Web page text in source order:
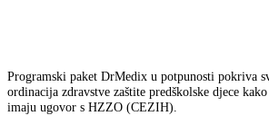
Programski paket DrMedix u potpunosti pokriva
ordinacija zdravstve zaštite predškolske djece
imaju ugovor s HZZO (CEZIH).